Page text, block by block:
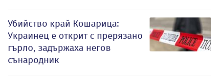
Убийство край Кошарица:
Украинец е открит с прерязано
гърло, задържаха негов
сънародник